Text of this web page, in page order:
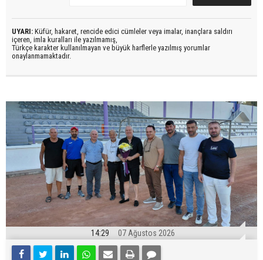
UYARI: Küfür, hakaret, rencide edici cümleler veya imalar, inançlara saldırı
içeren, imla kuralları ile yazılmamış,
Türkçe karakter kullanılmayan ve büyük harflerle yazılmış yorumlar
onaylanmamaktadır.
14:29 07 Ağustos 2026